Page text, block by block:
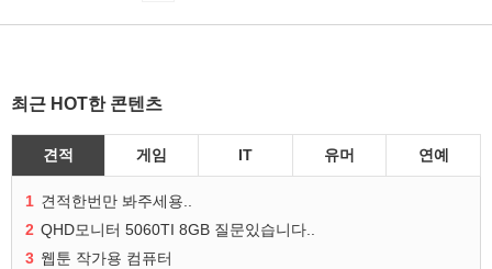
최근 HOT한 콘텐츠
견적 게임 IT 유머 연예
1 견적한번만 봐주세용..
2 QHD모니터 5060TI 8GB 질문있습니다..
3 웹툰 작가용 컴퓨터